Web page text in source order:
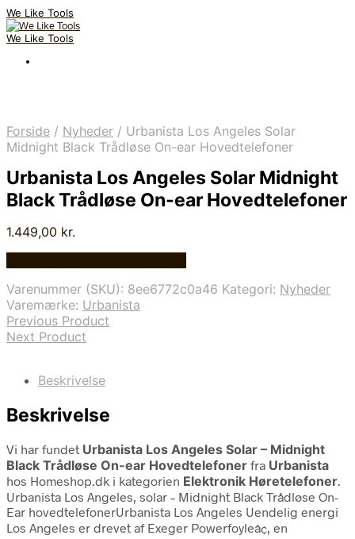
We Like Tools
We Like Tools
Forside / Nyheder / Urbanista Los Angeles Solar
Midnight Black Trådløse On-ear Hovedtelefoner
Urbanista Los Angeles Solar Midnight
Black Trådløse On-ear Hovedtelefoner
1.449,00 kr.
Varenummer (SKU): 8ee6772c0a46 Kategori: Nyheder
Varemærke: Urbanista
Previous Product
Next Product
Beskrivelse
Beskrivelse
Vi har fundet Urbanista Los Angeles Solar – Midnight
Black Trådløse On-ear Hovedtelefoner fra Urbanista
hos Homeshop.dk i kategorien Elektronik Høretelefoner.
Urbanista Los Angeles, solar – Midnight Black Trådløse On-
Ear hovedtelefonerUrbanista Los Angeles Uendelig energi
Los Angeles er drevet af Exeger Powerfoyleâ¢, en